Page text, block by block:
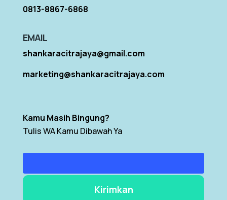
0813-8867-6868
EMAIL
shankaracitrajaya@gmail.com
marketing@shankaracitrajaya.com
Kamu Masih Bingung?
Tulis WA Kamu Dibawah Ya